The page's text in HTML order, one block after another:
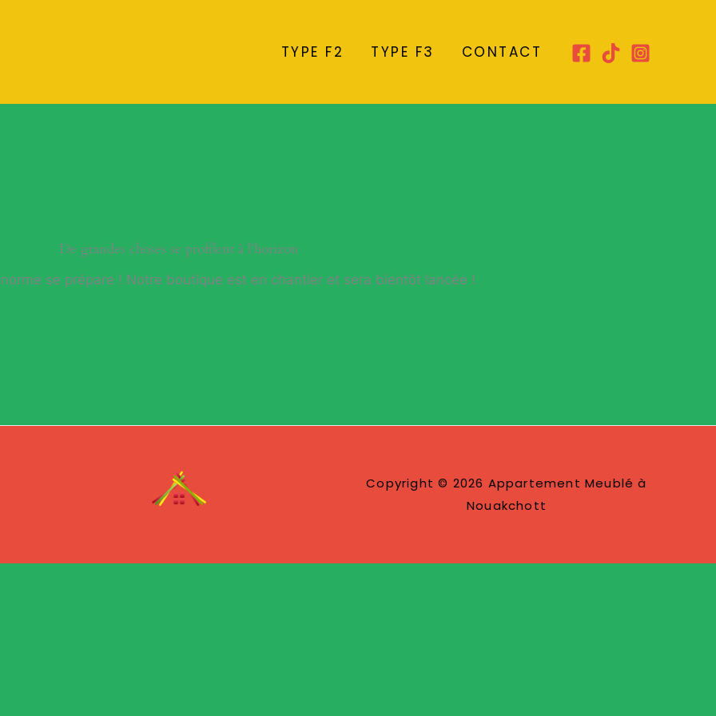
TYPE F2 TYPE F3 CONTACT
De grandes choses se profilent à l’horizon
se prépare ! Notre boutique est en chantier et sera bientôt lancée !
Copyright © 2026 Appartement Meublé à
Nouakchott